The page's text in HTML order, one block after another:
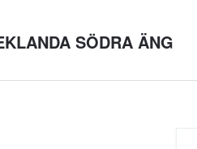
SÖDRA ÄNG